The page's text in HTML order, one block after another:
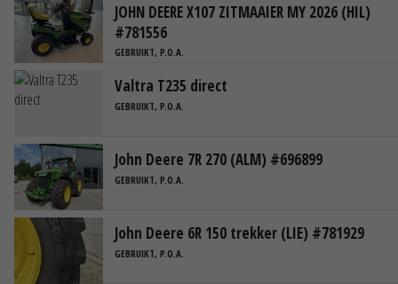
JOHN DEERE X107 ZITMAAIER MY 2026 (HIL)
#781556
GEBRUIKT, P.O.A.
Valtra T235 direct
GEBRUIKT, P.O.A.
John Deere 7R 270 (ALM) #696899
GEBRUIKT, P.O.A.
John Deere 6R 150 trekker (LIE) #781929
GEBRUIKT, P.O.A.